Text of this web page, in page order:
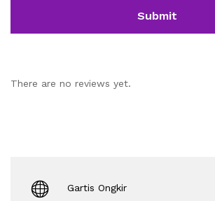
There are no reviews yet.
Gartis Ongkir